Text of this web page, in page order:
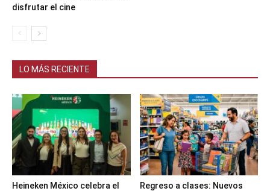
disfrutar el cine
LO MÁS RECIENTE
Heineken México celebra el
Regreso a clases: Nuevos